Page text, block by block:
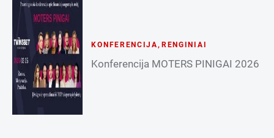
KONFERENCIJA, RENGINIAI
Konferencija MOTERS PINIGAI 2026